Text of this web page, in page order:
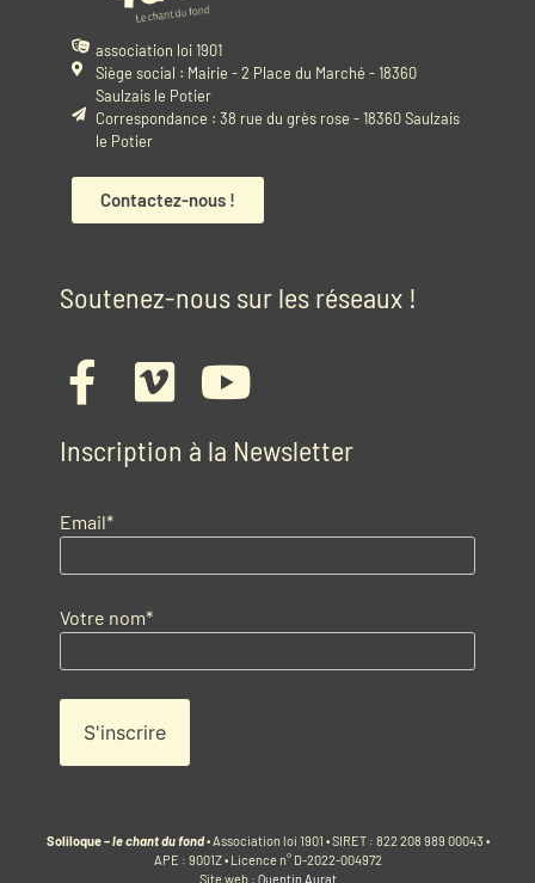
association loi 1901
Siège social : Mairie - 2 Place du Marché - 18360
Saulzais le Potier
Correspondance : 38 rue du grès rose - 18360 Saulzais
le Potier
Contactez-nous !
Soutenez-nous sur les réseaux !
Inscription à la Newsletter
Email*
Votre nom*
Soliloque –le chant du fond• Association loi 1901 • SIRET : 822 208 989 00043 •
APE : 9001Z • Licence n° D-2022-004972
Site web : Quentin Aurat